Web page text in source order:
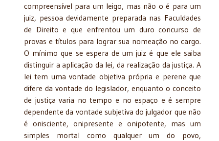
compreensível para um leigo, mas não o é para um
juiz, pessoa devidamente preparada nas Faculdades
de Direito e que enfrentou um duro concurso de
provas e títulos para lograr sua nomeação no cargo.
O mínimo que se espera de um juiz é que ele saiba
distinguir a aplicação da lei, da realização da justiça. A
lei tem uma vontade objetiva própria e perene que
difere da vontade do legislador, enquanto o conceito
de justiça varia no tempo e no espaço e é sempre
dependente da vontade subjetiva do julgador que não
é onisciente, onipresente e onipotente, mas um
simples mortal como qualquer um do povo,